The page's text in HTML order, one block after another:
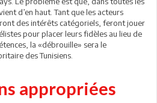
d’en haut. Tant que les acteurs
des intérêts catégoriels, feront jouer
pour placer leurs fidèles au lieu de
la «débrouille» sera le
des Tunisiens.
appropriées